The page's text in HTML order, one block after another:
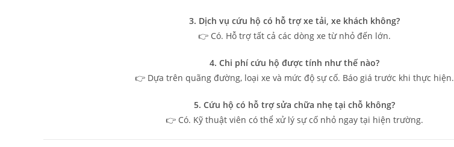
3. Dịch vụ cứu hộ có hỗ trợ xe tải, xe khách không?
👉 Có. Hỗ trợ tất cả các dòng xe từ nhỏ đến lớn.
4. Chi phí cứu hộ được tính như thế nào?
👉 Dựa trên quãng đường, loại xe và mức độ sự cố. Báo giá trước khi thực hiện.
5. Cứu hộ có hỗ trợ sửa chữa nhẹ tại chỗ không?
👉 Có. Kỹ thuật viên có thể xử lý sự cố nhỏ ngay tại hiện trường.